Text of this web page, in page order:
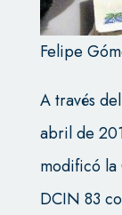
Felipe
A través
abril de
modificó la
DCIN 83